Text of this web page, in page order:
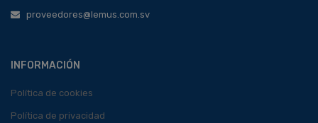
proveedores@lemus.com.sv
INFORMACIÓN
Política de cookies
Política de privacidad